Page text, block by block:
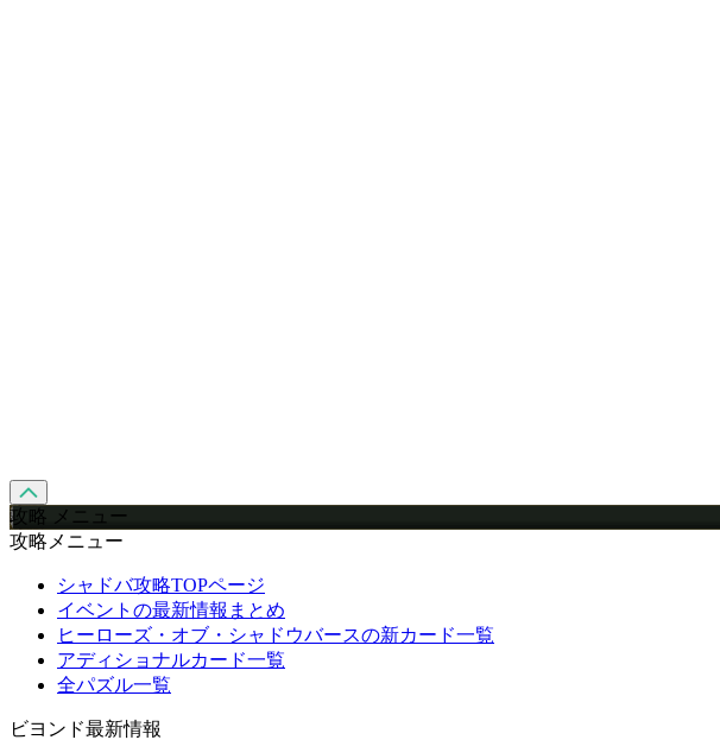
攻略 メニュー
攻略メニュー
シャドバ攻略TOPページ
イベントの最新情報まとめ
ヒーローズ・オブ・シャドウバースの新カード一覧
アディショナルカード一覧
全パズル一覧
ビヨンド最新情報